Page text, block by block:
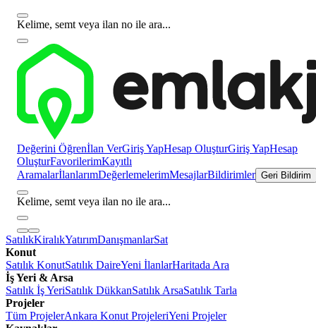
Kelime, semt veya ilan no ile ara...
Değerini Öğrenİlan VerGiriş YapHesap OluşturGiriş YapHesap
OluşturFavorilerimKayıtlı
AramalarİlanlarımDeğerlemelerimMesajlarBildirimler Geri Bildirim
Kelime, semt veya ilan no ile ara...
SatılıkKiralıkYatırımDanışmanlarSat
Konut
Satılık KonutSatılık DaireYeni İlanlarHaritada Ara
İş Yeri & Arsa
Satılık İş YeriSatılık DükkanSatılık ArsaSatılık Tarla
Projeler
Tüm ProjelerAnkara Konut ProjeleriYeni Projeler